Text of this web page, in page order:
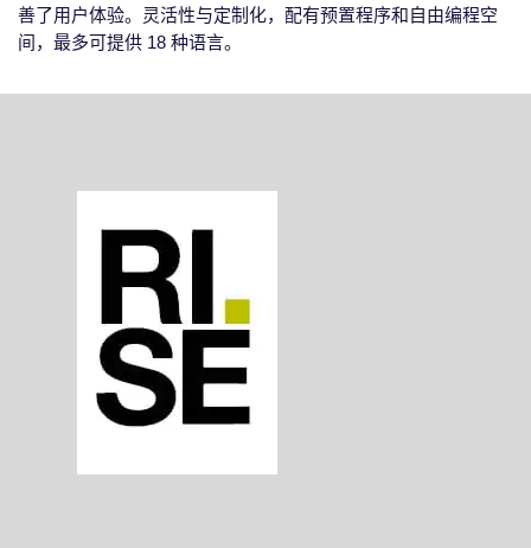
善了用户体验。灵活性与定制化，配有预置程序和自由编程空
间，最多可提供 18 种语言。